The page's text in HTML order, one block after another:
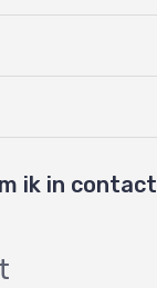
ik in contact